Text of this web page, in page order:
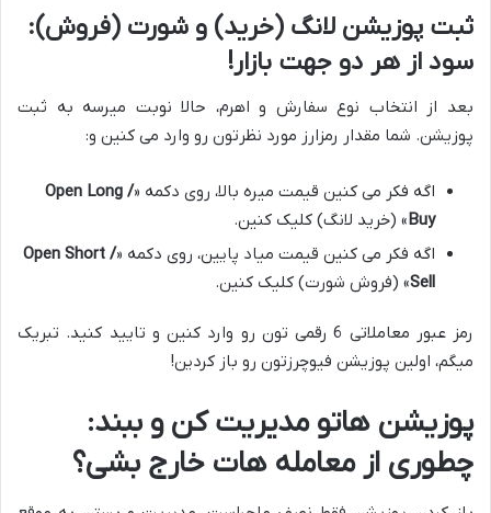
ثبت پوزیشن لانگ (خرید) و شورت (فروش):
سود از هر دو جهت بازار!
بعد از انتخاب نوع سفارش و اهرم، حالا نوبت میرسه به ثبت
پوزیشن. شما مقدار رمزارز مورد نظرتون رو وارد می کنین و:
اگه فکر می کنین قیمت میره بالا، روی دکمه «Open Long /
Buy» (خرید لانگ) کلیک کنین.
اگه فکر می کنین قیمت میاد پایین، روی دکمه «Open Short /
Sell» (فروش شورت) کلیک کنین.
رمز عبور معاملاتی 6 رقمی تون رو وارد کنین و تایید کنید. تبریک
میگم، اولین پوزیشن فیوچرزتون رو باز کردین!
پوزیشن هاتو مدیریت کن و ببند:
چطوری از معامله هات خارج بشی؟